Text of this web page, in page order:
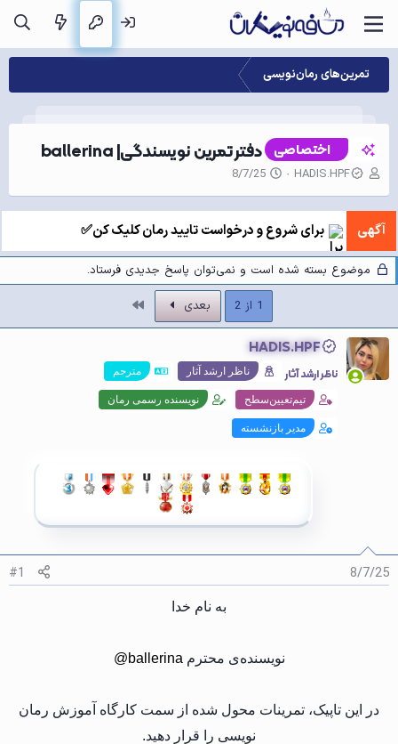
تمرین‌های رمان‌نویسی
اختصاصی دفتر تمرین نویسندگی| ballerina
ن
ن
د
ه
م
و
ع
HADIS.HPF
ت
خ
ش
ر
و
ع
8/7/25
آگهی برای شروع و درخواست تایید رمان کلیک کن✅
موضوع بسته شده است و نمی‌توان پاسخ جدیدی فرستاد.
1 از 2
بعدی
HADIS.HPF
ناظر ارشد آثار ناظر ارشد آثار مترجم
تیم‌تعیین‌سطح نویسنده رسمی رمان
مدیر بازنشسته
8/7/25
#1
به نام خدا
نویسنده‌ی محترم @ballerina
در این تاپیک، تمرینات محول شده از سمت کارگاه آموزش رمان
نویسی را قرار دهید.